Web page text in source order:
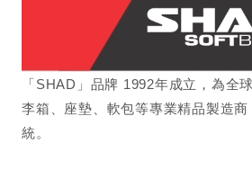
「SHAD」品牌 1992年成立，為全
李箱、座墊、軟​​​​​​​包等專業精品製造商
統。